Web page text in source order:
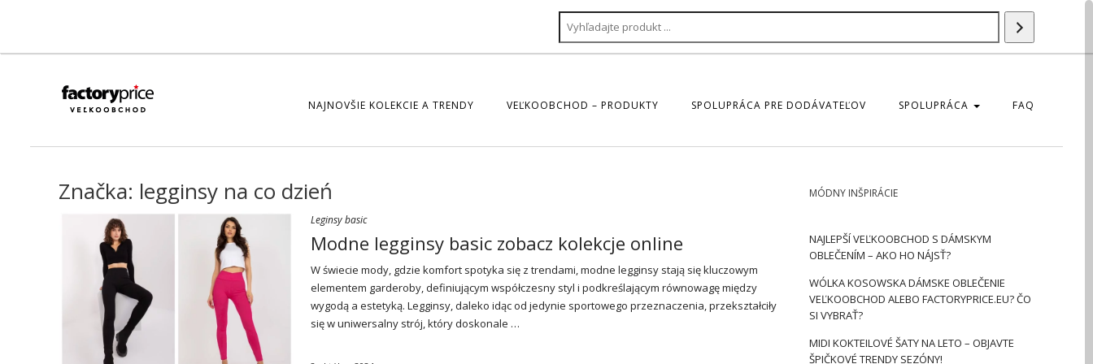
produktu
NAJNOVŠIE KOLEKCIE A TRENDY VEĽKOOBCHOD – PRODUKTY SPOLUPRÁCA PRE DODÁVATEĽOV SPOLUPRÁCA FAQ
Značka: legginsy na co dzień
Leginsy basic
Modne legginsy basic zobacz kolekcje online
W świecie mody, gdzie komfort spotyka się z trendami, modne legginsy stają się kluczowym
elementem garderoby, definiującym współczesny styl i podkreślającym równowagę między
wygodą a estetyką. Legginsy, daleko idąc od jedynie sportowego przeznaczenia, przekształciły
się w uniwersalny strój, który doskonale …
MÓDNY INŠPIRÁCIE
NAJLEPŠÍ VEĽKOOBCHOD S DÁMSKYM
OBLEČENÍM – AKO HO NÁJSŤ?
WÓLKA KOSOWSKA DÁMSKE OBLEČENIE
VEĽKOOBCHOD ALEBO FACTORYPRICE.EU? ČO
SI VYBRAŤ?
MIDI KOKTEILOVÉ ŠATY NA LETO – OBJAVTE
ŠPIČKOVÉ TRENDY SEZÓNY!